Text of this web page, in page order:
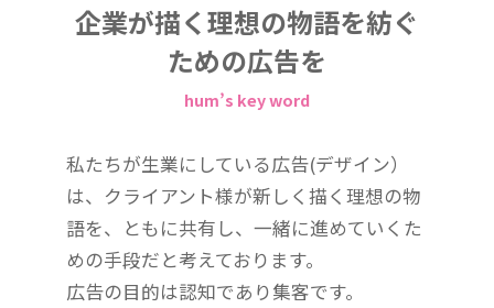
企業が描く理想の物語を紡ぐ
ための広告を
hum’s key word
私たちが生業にしている広告(デザイン）
は、クライアント様が新しく描く理想の物
語を、ともに共有し、一緒に進めていくた
めの手段だと考えております。
広告の目的は認知であり集客です。